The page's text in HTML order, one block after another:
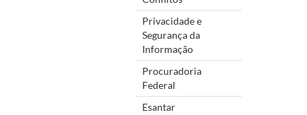
Privacidade e
Segurança da
Informação
Procuradoria
Federal
Esantar